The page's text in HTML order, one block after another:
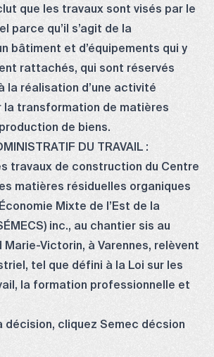
que les travaux sont visés par le
parce qu’il s’agit de la
bâtiment et d’équipements qui y
rattachés, qui sont réservés
la réalisation d’une activité
la transformation de matières
de biens.
DU TRAVAIL :
travaux de construction du Centre
matières résiduelles organiques
Mixte de l’Est de la
inc., au chantier sis au
Victorin, à Varennes, relèvent
tel que défini à la Loi sur les
la formation professionnelle et
décision, cliquezSemec décsion